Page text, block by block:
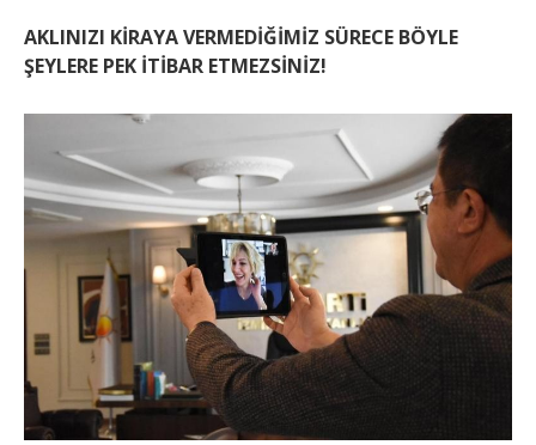
AKLINIZI KİRAYA VERMEDİĞİMİZ SÜRECE BÖYLE
ŞEYLERE PEK İTİBAR ETMEZSİNİZ!